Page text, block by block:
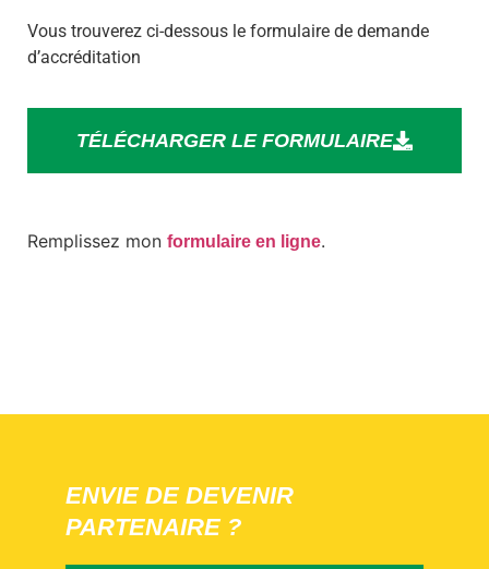
Vous trouverez ci-dessous le formulaire de demande
d’accréditation
TÉLÉCHARGER LE FORMULAIRE
Remplissez mon formulaire en ligne.
ENVIE DE DEVENIR
PARTENAIRE ?